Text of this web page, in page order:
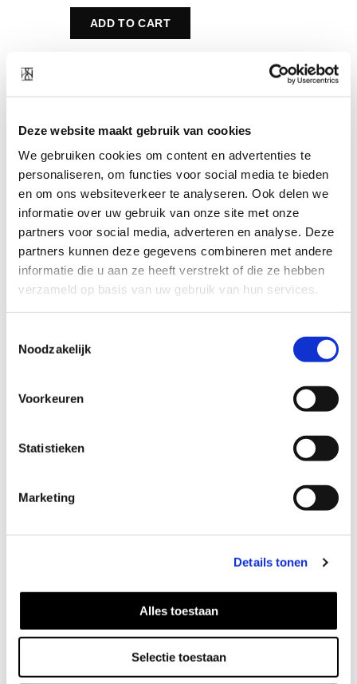
Deze website maakt gebruik van cookies
We gebruiken cookies om content en advertenties te
personaliseren, om functies voor social media te bieden
en om ons websiteverkeer te analyseren. Ook delen we
informatie over uw gebruik van onze site met onze
partners voor social media, adverteren en analyse. Deze
partners kunnen deze gegevens combineren met andere
informatie die u aan ze heeft verstrekt of die ze hebben
verzameld op basis van uw gebruik van hun services.
Noodzakelijk
Voorkeuren
Statistieken
Marketing
Details tonen
Alles toestaan
Selectie toestaan
ADD TO CART